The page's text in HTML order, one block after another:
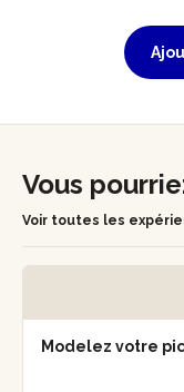
Vous
Voir toutes les
Modelez votre